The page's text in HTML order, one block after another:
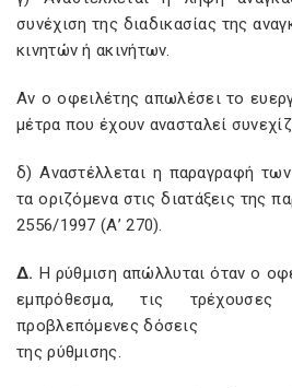
συνέχιση της διαδικασίας της
κινητών ή ακινήτων.
Αν ο οφειλέτης απωλέσει το
μέτρα που έχουν ανασταλεί
δ) Αναστέλλεται η παραγραφή
τα οριζόμενα στις διατάξεις της
2556/1997 (Α’ 270).
Δ. Η ρύθμιση απώλλυται όταν ο
εμπρόθεσμα, τις
προβλεπόμενες δόσεις
της ρύθμισης.